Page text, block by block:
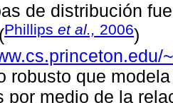
de distribución
Phillips et al., 2006)
robusto que
por medio de la